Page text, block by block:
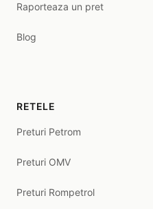
Raporteaza un pret
Blog
RETELE
Preturi Petrom
Preturi OMV
Preturi Rompetrol